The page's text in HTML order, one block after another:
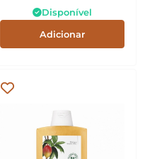
Disponível
Adicionar